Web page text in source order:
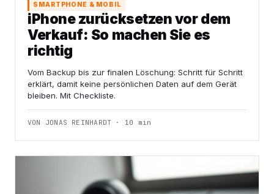
SMARTPHONE & MOBIL
iPhone zurücksetzen vor dem
Verkauf: So machen Sie es
richtig
Vom Backup bis zur finalen Löschung: Schritt für Schritt
erklärt, damit keine persönlichen Daten auf dem Gerät
bleiben. Mit Checkliste.
VON JONAS REINHARDT · 10 min